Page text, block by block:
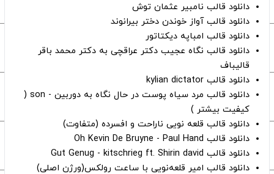
دانلود قالب نامبیر عثمان ‌توش
دانلود قالب آواز خوندن دختر بیرانوند
دانلود قالب امباپه دیکتاتور
دانلود قالب نگاه عجیب دکتر عراقچی به دکتر محمد باقر
قالیباف
دانلود قالب kylian dictator
دانلود قالب مرد سیاه پوست در حال نگاه به دوربین - son (
کیفیت بیشتر )
دانلود قالب قلعه نویی ناراحت و افسرده (متفاوت)
دانلود قالب Oh Kevin De Bruyne - Paul Hand
دانلود قالب Gut Genug - kitschrieg ft. Shirin david
دانلود قالب امیر قلعه‌نویی با ساعت رولکس(ورژن اصلی)